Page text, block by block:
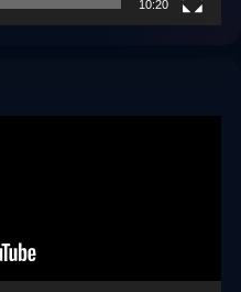
10:20